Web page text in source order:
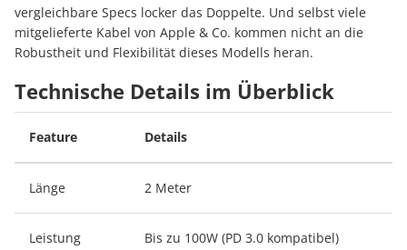
vergleichbare Specs locker das Doppelte. Und selbst viele
mitgelieferte Kabel von Apple & Co. kommen nicht an die
Robustheit und Flexibilität dieses Modells heran.
Technische Details im Überblick
Feature Details
Länge 2 Meter
Leistung Bis zu 100W (PD 3.0 kompatibel)